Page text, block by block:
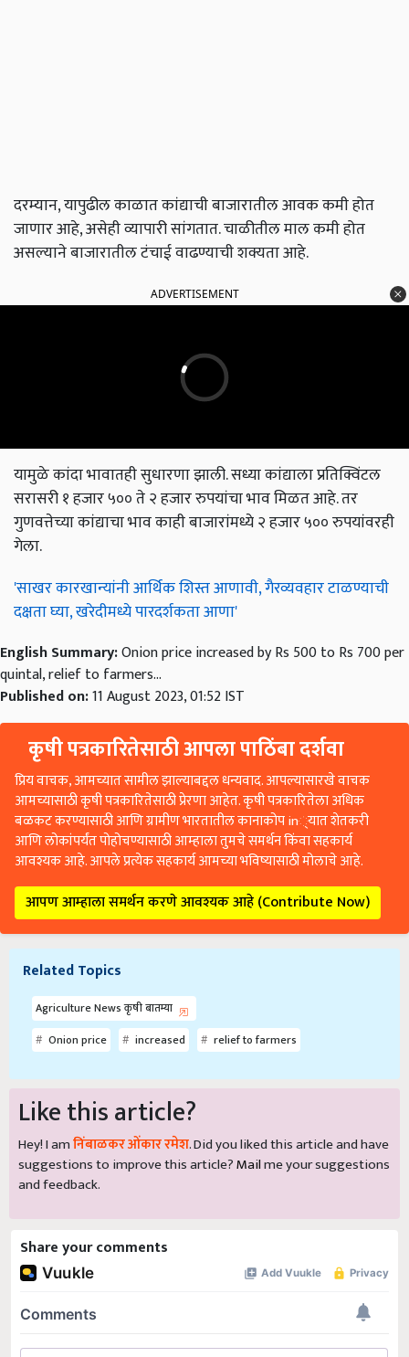
दरम्यान, यापुढील काळात कांद्याची बाजारातील आवक कमी होत
जाणार आहे, असेही व्यापारी सांगतात. चाळीतील माल कमी होत
असल्याने बाजारातील टंचाई वाढण्याची शक्यता आहे.
ADVERTISEMENT
यामुळे कांदा भावातही सुधारणा झाली. सध्या कांद्याला प्रतिक्विंटल
सरासरी १ हजार ५०० ते २ हजार रुपयांचा भाव मिळत आहे. तर
गुणवत्तेच्या कांद्याचा भाव काही बाजारांमध्ये २ हजार ५०० रुपयांवरही
गेला.
'साखर कारखान्यांनी आर्थिक शिस्त आणावी, गैरव्यवहार टाळण्याची
दक्षता घ्या, खरेदीमध्ये पारदर्शकता आणा'
English Summary:Onion price increased by Rs 500 to Rs 700 per
quintal, relief to farmers...
Published on:11 August 2023, 01:52 IST
कृषी पत्रकारितेसाठी आपला पाठिंबा दर्शवा
प्रिय वाचक, आमच्यात सामील झाल्याबद्दल धन्यवाद. आपल्यासारखे वाचक
आमच्यासाठी कृषी पत्रकारितेसाठी प्रेरणा आहेत. कृषी पत्रकारितेला अधिक
बळकट करण्यासाठी आणि ग्रामीण भारतातील कानाकोप in्यात शेतकरी
आणि लोकांपर्यंत पोहोचण्यासाठी आम्हाला तुमचे समर्थन किंवा सहकार्य
आवश्यक आहे. आपले प्रत्येक सहकार्य आमच्या भविष्यासाठी मोलाचे आहे.
आपण आम्हाला समर्थन करणे आवश्यक आहे (Contribute Now)
Related Topics
Agriculture News कृषी बातम्या
Onion price
increased relief to farmers
Like this article?
Hey! I amनिंबाळकर ओंकार रमेश. Did you liked this article and have
suggestions to improve this article?Mailme your suggestions
and feedback.
Share your comments